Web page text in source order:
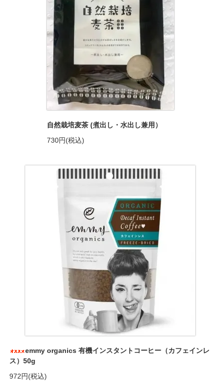
自然栽培麦茶 (煮出し・水出し兼用）
730円(税込)
emmy organics 有機インスタントコーヒー（カフェインレ
ス）50g
972円(税込)